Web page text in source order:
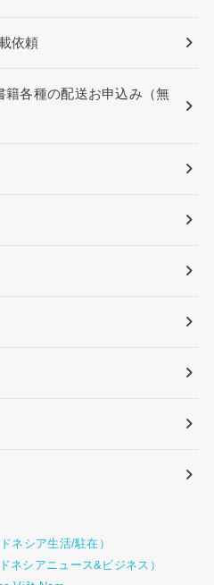
依頼
籍各種の配送お申込み（無
ネシア生活/駐在）
ネシアニュース&ビジネス）